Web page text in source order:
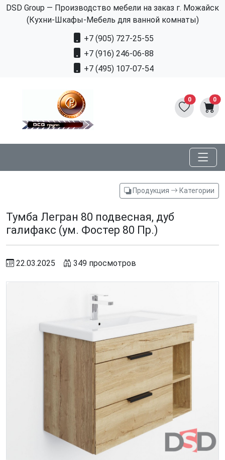
DSD Group — Производство мебели на заказ г. Можайск
(Кухни-Шкафы-Мебель для ванной комнаты)
+7 (905) 727-25-55
+7 (916) 246-06-88
+7 (495) 107-07-54
0 0
Продукция Категории
Тумба Легран 80 подвесная, дуб
галифакс (ум. Фостер 80 Пр.)
22.03.2025 349 просмотров